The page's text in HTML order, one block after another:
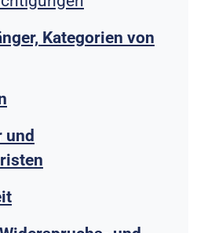
Kategorien von
und